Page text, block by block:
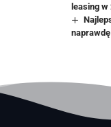
leasing w